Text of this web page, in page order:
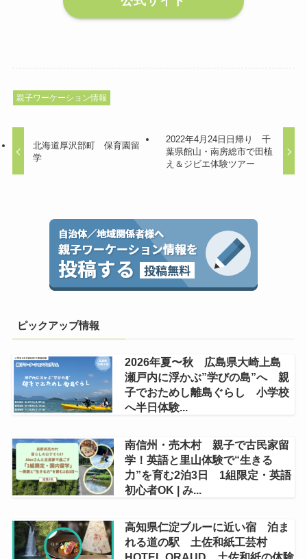
親子ワーケーション情報
北海道厚沢部町 保育園留
学
2022年4月24日日帰り 千
葉県館山・南房総市で田植
え＆ジビエ体験ツアー
ピックアップ情報
2026年夏〜秋 広島県大崎上島
瀬戸内に浮かぶ”学びの島”へ 親
子でおためし離島ぐらし 小学校
へ半日体験...
南信州・売木村 親子で古民家留
学！英語と里山体験で“生きる
力”を育む2泊3日 1組限定・英語
初心者OK | み...
高知県仁淀ブルーに近い宿 泊ま
れる道の駅 土佐和紙工芸村